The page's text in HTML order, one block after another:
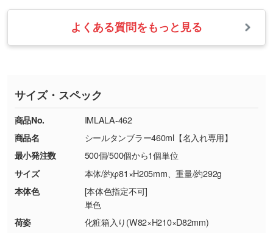
・1色印刷でグラデーションや濃淡を表現した
い
す。→詳しく見る
・コーポレートカラーを使って印刷したい／印
刷色にこだわりがある
DIC・PANTONEなどのカラーチップの指定や、
現物支給による色指定も承っております。→
しく見る
・背景がある画像からキャラクター部分だけを
また、お選びいただいた印刷色が本体色に合わ
ない場合や仕上がりに影響しそうな場合は、ス
タッフから別の色をご案内することもございま
・お届け時に商品が損傷・故障している場合
・ご注文と異なる商品が届いた場合
・印刷不良があった場合
※詳しくは「商品の良品基準について
ください。
【返品・交換ができない場合】
・お客様の元で商品を加工された場合、または
商品が破損した場合
・商品到着後7日以上経過している場合
・お客様のご都合による返品・交換依頼(商
品・色・数量などの注文間違い等)
業日以内に担当スタッフよりメールにてご連絡
いたします。
お急ぎの場合はお電話でのご質問も受け付けて
TEL：0422-29-9911 営業時間10:00～
18:00(土日祝日除く)
お問い合わせフォームはこちら
よくある質問をもっと見る
サイズ・スペック
商品No.
IMLALA-462
商品名
シールタンブラー460ml【名入れ専用】
最小発注数
500個/500個から1個単位
サイズ
本体/約φ81×H205mm、重量/約292g
本体色
[本体色指定不可]
単色
荷姿
化粧箱入り(W82×H210×D82mm)